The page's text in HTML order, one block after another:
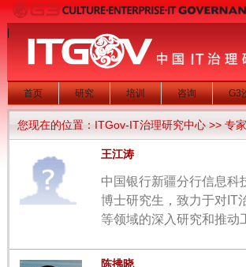
首页 研究 培训 咨询 G3
您现在的位置： ITGov-IT治理研究中心 >> 专
王江涛
中国银行新疆分行信息科
博士研究生，致力于对IT
等领域的深入研究和推动
陈拂晓